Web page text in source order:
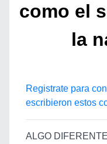
como el
la
Registrate para
escribieron estos
ALGO